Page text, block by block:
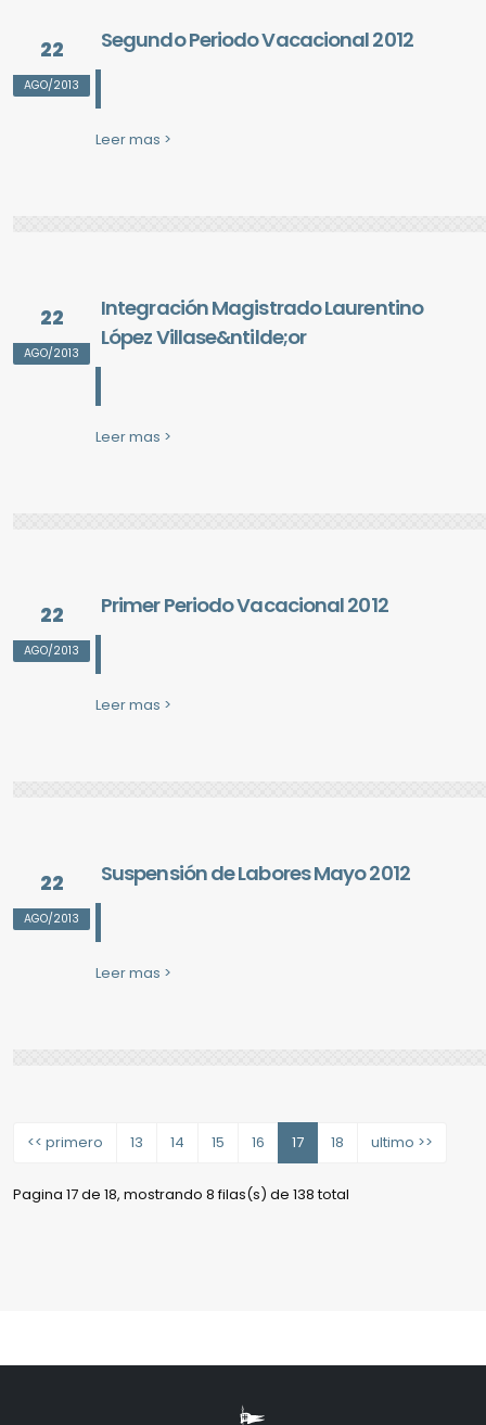
22
AGO/2013
Segundo Periodo Vacacional 2012
Leer mas >
22
AGO/2013
Integración Magistrado Laurentino
López Villase&ntilde;or
Leer mas >
22
AGO/2013
Primer Periodo Vacacional 2012
Leer mas >
22
AGO/2013
Suspensión de Labores Mayo 2012
Leer mas >
<< primero 13 14 15 16 17 18 ultimo >>
Pagina 17 de 18, mostrando 8 filas(s) de 138 total